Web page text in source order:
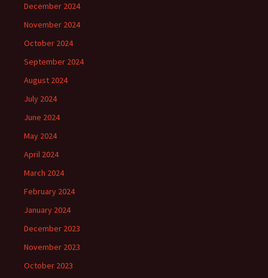
December 2024
November 2024
October 2024
September 2024
August 2024
July 2024
June 2024
May 2024
April 2024
March 2024
February 2024
January 2024
December 2023
November 2023
October 2023